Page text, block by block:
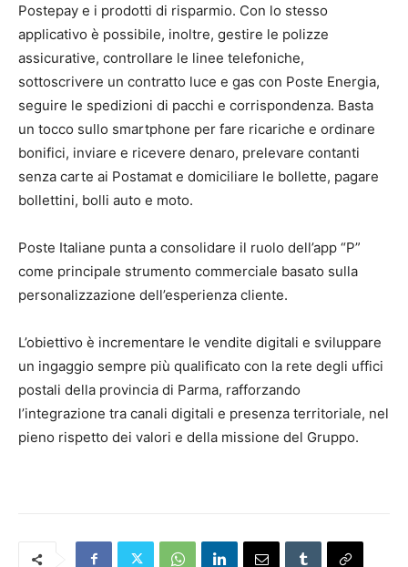
Postepay e i prodotti di risparmio. Con lo stesso
applicativo è possibile, inoltre, gestire le polizze
assicurative, controllare le linee telefoniche,
sottoscrivere un contratto luce e gas con Poste Energia,
seguire le spedizioni di pacchi e corrispondenza. Basta
un tocco sullo smartphone per fare ricariche e ordinare
bonifici, inviare e ricevere denaro, prelevare contanti
senza carte ai Postamat e domiciliare le bollette, pagare
bollettini, bolli auto e moto.
Poste Italiane punta a consolidare il ruolo dell’app “P”
come principale strumento commerciale basato sulla
personalizzazione dell’esperienza cliente.
L’obiettivo è incrementare le vendite digitali e sviluppare
un ingaggio sempre più qualificato con la rete degli uffici
postali della provincia di Parma, rafforzando
l’integrazione tra canali digitali e presenza territoriale, nel
pieno rispetto dei valori e della missione del Gruppo.